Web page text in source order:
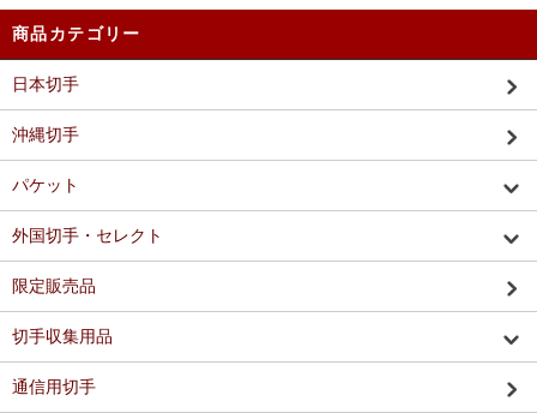
商品カテゴリー
日本切手
沖縄切手
パケット
外国切手・セレクト
限定販売品
切手収集用品
通信用切手